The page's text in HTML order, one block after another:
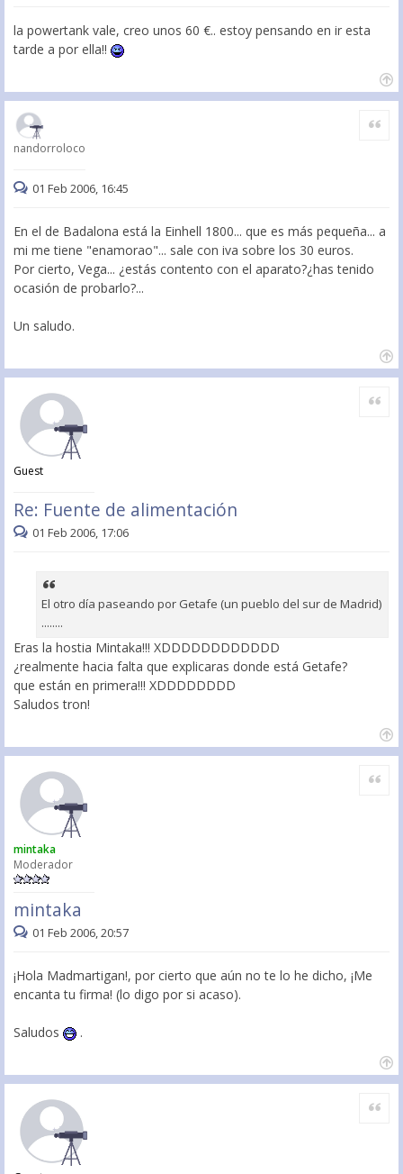
la powertank vale, creo unos 60 €.. estoy pensando en ir esta
tarde a por ella!!
nandorroloco
Citar
01 Feb 2006, 16:45
En el de Badalona está la Einhell 1800... que es más pequeña... a
mi me tiene "enamorao"... sale con iva sobre los 30 euros.
Por cierto, Vega... ¿estás contento con el aparato?¿has tenido
ocasión de probarlo?...
Un saludo.
Guest
Re: Fuente de alimentación
Citar
01 Feb 2006, 17:06
El otro día paseando por Getafe (un pueblo del sur de Madrid)
........
Eras la hostia Mintaka!!! XDDDDDDDDDDDD
¿realmente hacia falta que explicaras donde está Getafe?
que están en primera!!! XDDDDDDDD
Saludos tron!
mintaka
Moderador
mintaka
Citar
01 Feb 2006, 20:57
¡Hola Madmartigan!, por cierto que aún no te lo he dicho, ¡Me
encanta tu firma! (lo digo por si acaso).
Saludos .
Citar